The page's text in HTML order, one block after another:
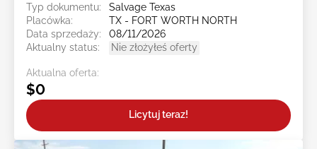
Typ dokumentu:
Salvage Texas
Placówka:
TX - FORT WORTH NORTH
Data sprzedaży:
08/11/2026
Aktualny status:
Nie złożyłeś oferty
Aktualna oferta:
$0
Licytuj teraz!